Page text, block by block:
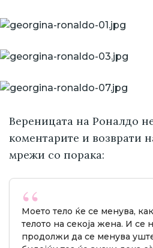
Вереницата на Роналдо
коментарите и возврати
мрежи со порака:
Моето тело ќе се менува,
телото на секоја жена. И се
продолжи да се менува